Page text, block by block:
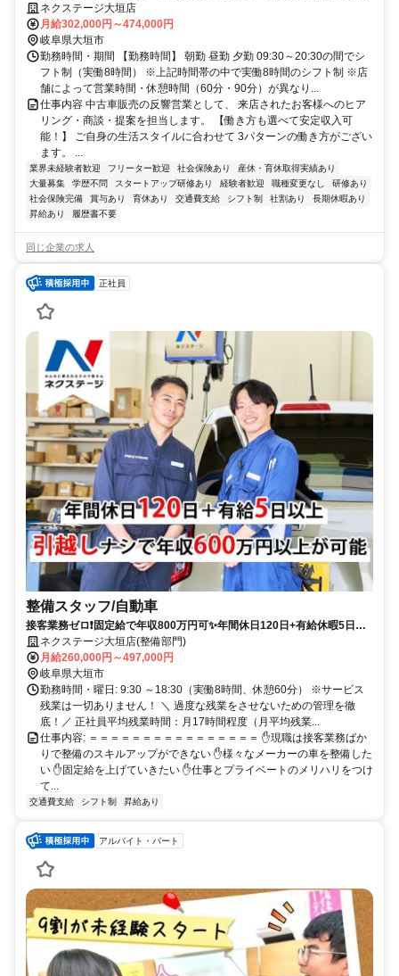
ト給与UP制度実施中！
ネクステージ大垣店
月給302,000円～474,000円
岐阜県大垣市
勤務時間・期間 【勤務時間】 朝勤 昼勤 夕勤 09:30～20:30の間でシ
フト制（実働8時間） ※上記時間帯の中で実働8時間のシフト制 ※店
舗によって営業時間・休憩時間（60分・90分）が異なり...
仕事内容 中古車販売の反響営業として、 来店されたお客様へのヒア
リング・商談・提案を担当します。 【働き方も選べて安定収入可
能！】 ご自身の生活スタイルに合わせて 3パターンの働き方がござい
ます。 ...
業界未経験者歓迎 フリーター歓迎 社会保険あり
産休・育休取得実績あり
大量募集
学歴不問 スタートアップ研修あり 経験者歓迎 職種変更なし
研修あり
社会保険完備
賞与あり 育休あり 交通費支給 シフト制 社割あり
長期休暇あり
昇給あり
履歴書不要
同じ企業の求人
正社員
整備スタッフ/自動車
接客業務ゼロ❗固定給で年収800万円可✨年間休日120日+有給休暇5日✨
転居を伴う転勤無し❗経験者歓迎・資格手当充実✨ピット内冷暖房完備
✨20～40代活躍中
ネクステージ大垣店(整備部門)
月給260,000円～497,000円
岐阜県大垣市
勤務時間・曜日: 9:30 ～18:30（実働8時間、休憩60分） ※サービス
残業は一切ありません！ ＼ 過度な残業をさせないための管理を徹
底！／ 正社員平均残業時間：月17時間程度（月平均残業...
仕事内容: ＝＝＝＝＝＝＝＝＝＝＝＝＝＝＝＝ ✋現職は接客業務ばか
りで整備のスキルアップができない ✋様々なメーカーの車を整備した
い ✋固定給を上げていきたい ✋仕事とプライベートのメリハリをつけ
て...
交通費支給 シフト制 昇給あり
アルバイト・パート